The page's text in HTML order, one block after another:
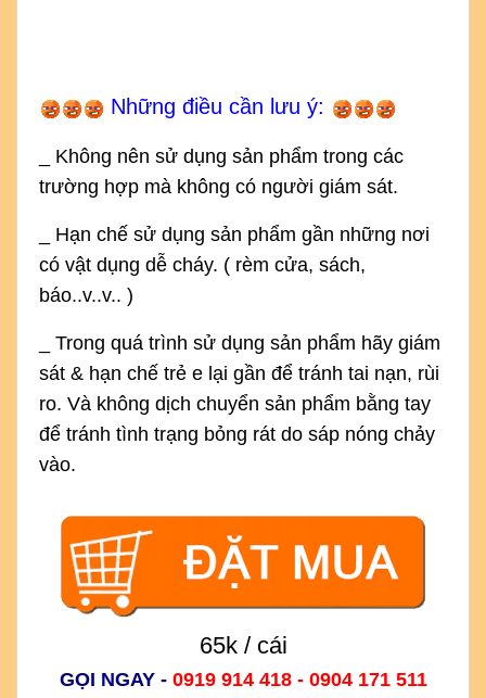
Những điều cần lưu ý:
_ Không nên sử dụng sản phẩm trong các
trường hợp mà không có người giám sát.
_ Hạn chế sử dụng sản phẩm gần những nơi
có vật dụng dễ cháy. ( rèm cửa, sách,
báo..v..v.. )
_ Trong quá trình sử dụng sản phẩm hãy giám
sát & hạn chế trẻ e lại gần để tránh tai nạn, rùi
ro. Và không dịch chuyển sản phẩm bằng tay
để tránh tình trạng bỏng rát do sáp nóng chảy
vào.
65k / cái
GỌI NGAY - 0919 914 418 - 0904 171 511